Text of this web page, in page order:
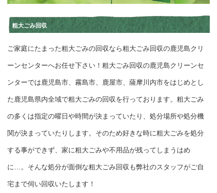
粗大ごみ回収
ご家庭にたまった粗大ごみの回収なら粗大ごみ回収の鹿児島クリ
ーンセンターへお任せ下さい！粗大ごみ回収の鹿児島クリーンセ
ンターでは鹿児島市、霧島市、鹿屋市、薩摩川内市をはじめとし
た鹿児島県内全域で粗大ごみの回収を行っております。粗大ごみ
の多くは指定の曜日や時間が決まっていたり、処分場所や処分機
関が決まっていたりします。そのため好きな時に粗大ごみを処分
する事ができず、家に粗大ごみや不用品が残ってしまうはめ
に…。そんな処分が面倒な粗大ごみ回収も弊社のスタッフがご自
宅まで伺い回収いたします！